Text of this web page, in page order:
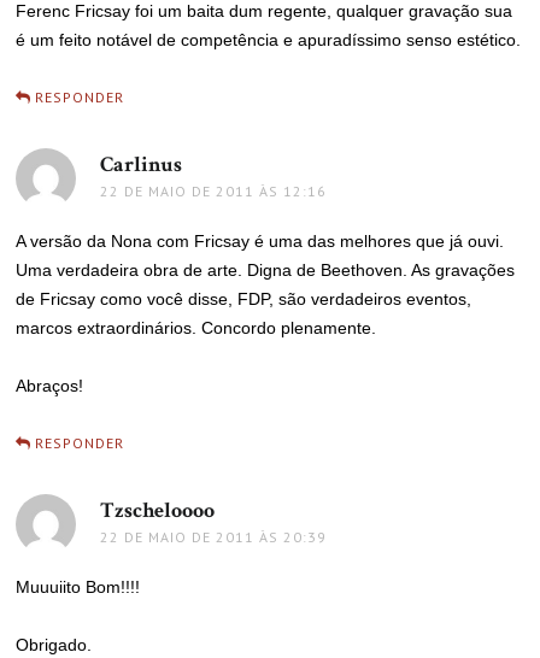
Ferenc Fricsay foi um baita dum regente, qualquer gravação sua
é um feito notável de competência e apuradíssimo senso estético.
RESPONDER
Carlinus
22 DE MAIO DE 2011 ÀS 12:16
A versão da Nona com Fricsay é uma das melhores que já ouvi.
Uma verdadeira obra de arte. Digna de Beethoven. As gravações
de Fricsay como você disse, FDP, são verdadeiros eventos,
marcos extraordinários. Concordo plenamente.
Abraços!
RESPONDER
Tzscheloooo
22 DE MAIO DE 2011 ÀS 20:39
Muuuiito Bom!!!!
Obrigado.